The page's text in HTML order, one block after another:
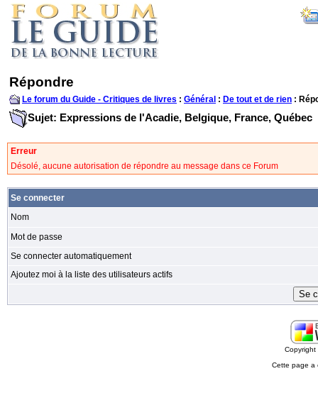
Répondre
Le forum du Guide - Critiques de livres : Général : De tout et de rien :
Sujet: Expressions de l'Acadie, Belgique, France, Québec
Erreur
Désolé, aucune autorisation de répondre au message dans ce Forum
Se connecter
Nom
Mot de passe
Se connecter automatiquement
Ajoutez moi à la liste des utilisateurs actifs
Cette page a